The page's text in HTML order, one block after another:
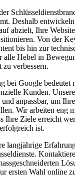
Deshalb
abzielt, Ihre
Von der
bis hin zur
alle Hebel in
verbessern.
bei Google
Kunden.
anpassbar, um
Wir arbeiten eng
Ihre Ziele erreicht
ist.
langjährige
ersten Wahl online